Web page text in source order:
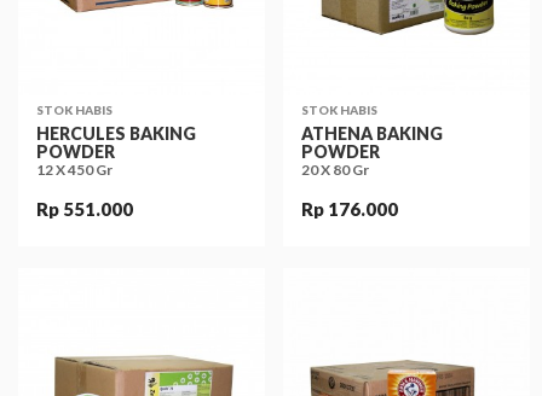
STOK HABIS
HERCULES BAKING
POWDER
12 X 450 Gr
Rp 551.000
STOK HABIS
ATHENA BAKING
POWDER
20 X 80 Gr
Rp 176.000